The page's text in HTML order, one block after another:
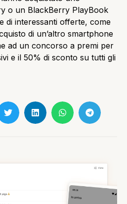
o un BlackBerry PlayBook
di interessanti offerte, come
di un’altro smartphone
ad un concorso a premi per
e il 50% di sconto su tutti gli